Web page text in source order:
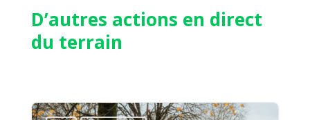
D’autres actions en direct
du terrain